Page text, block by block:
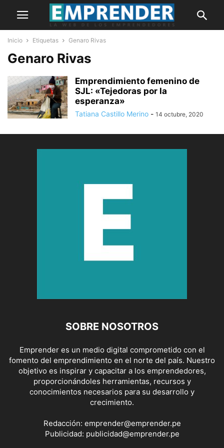
Inicio Etiquetas Genaro Rivas
Genaro Rivas
Emprendimiento femenino de
SJL: «Tejedoras por la
esperanza»
Tatiana Castillo Merino - 14 octubre, 2020
SOBRE NOSOTROS
Emprender es un medio digital comprometido con el
fomento del emprendimiento en el norte del país. Nuestro
objetivo es inspirar y capacitar a los emprendedores,
proporcionándoles herramientas, recursos y
conocimientos necesarios para su desarrollo y
crecimiento.
Redacción: emprender@emprender.pe
Publicidad: publicidad@emprender.pe